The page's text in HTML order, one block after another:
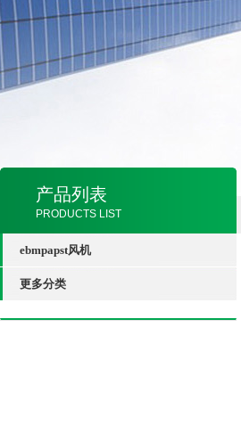
产品列表
PRODUCTS LIST
ebmpapst风机
更多分类